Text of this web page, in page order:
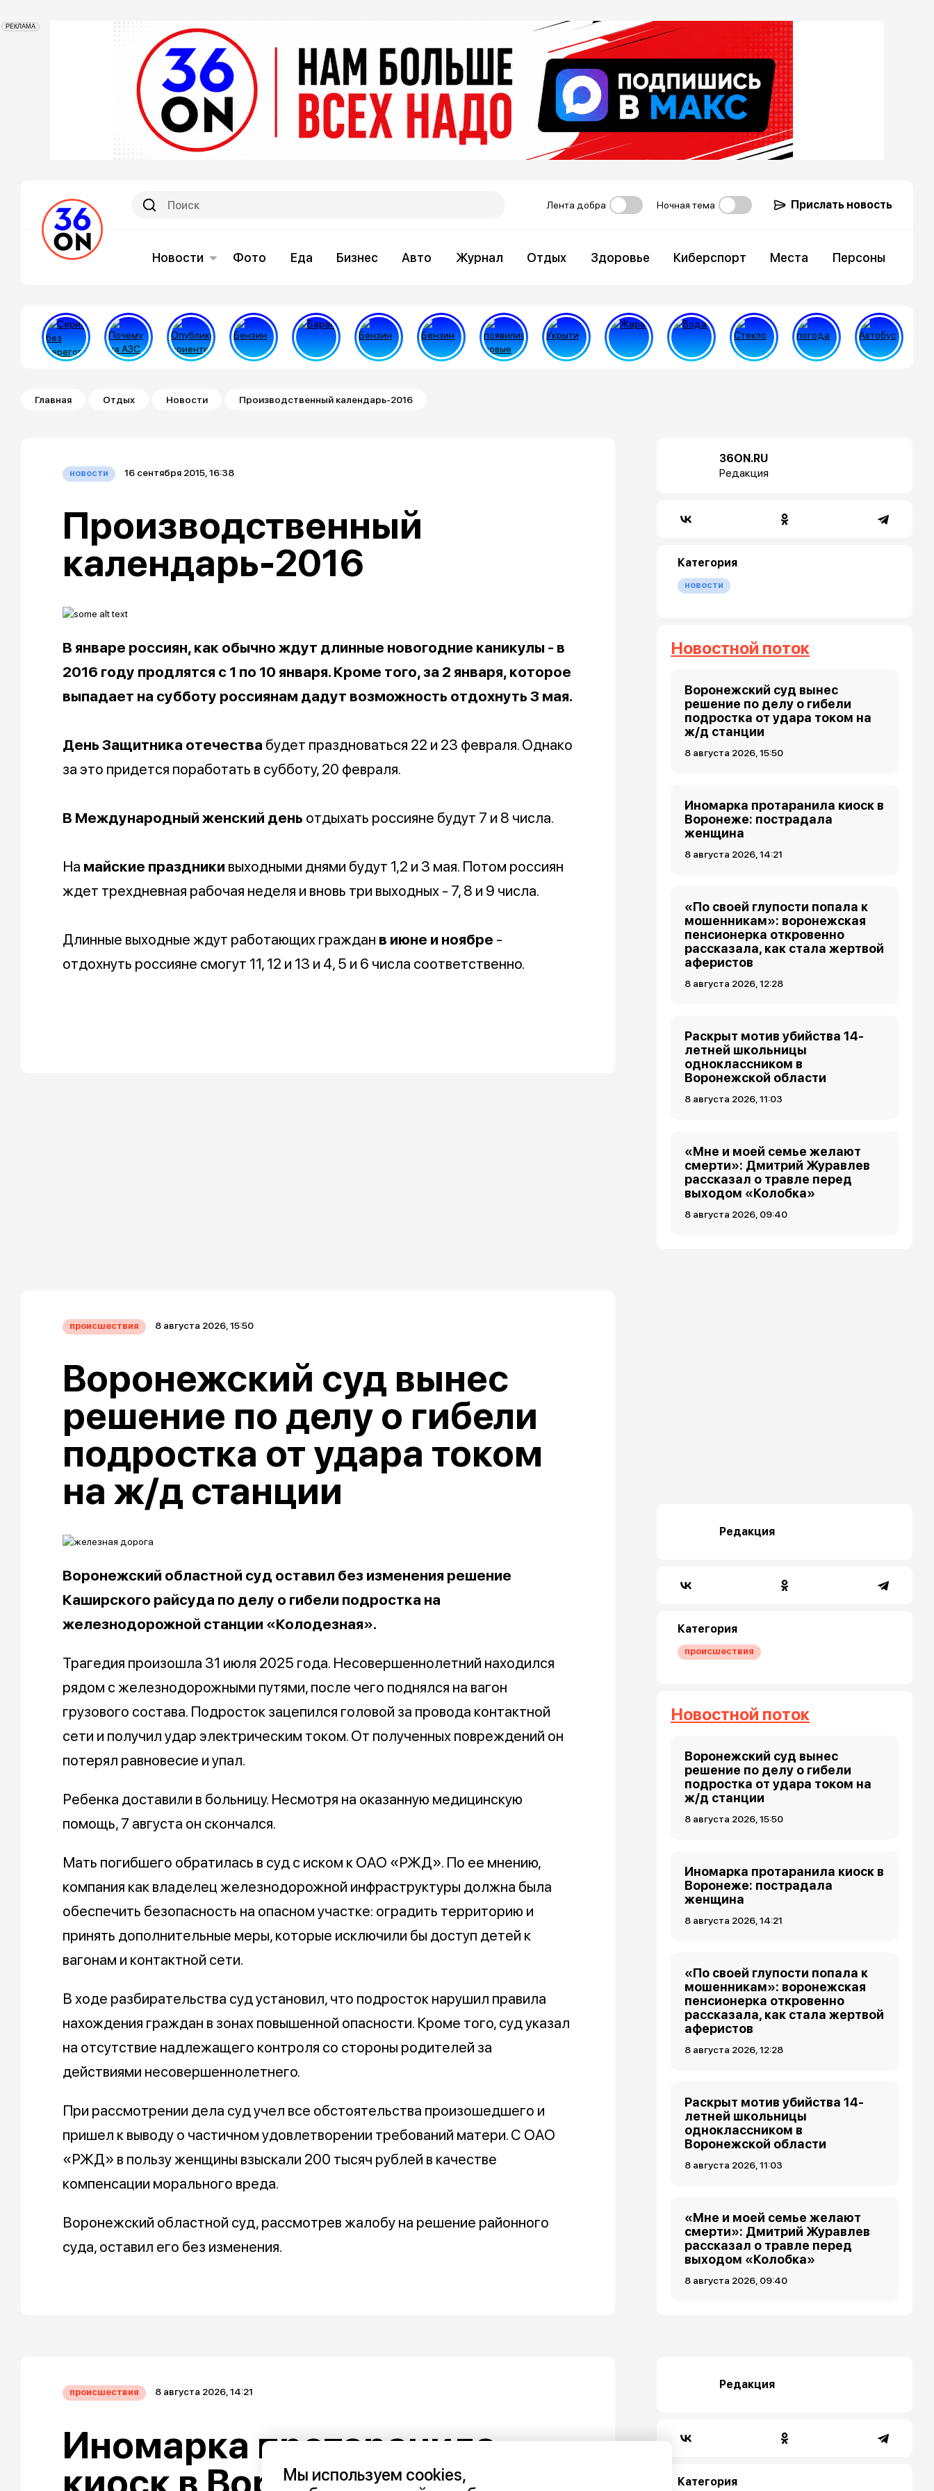
РЕКЛАМА
Лента добра Ночная тема Прислать новость
Новости Фото Еда Бизнес Авто Журнал Отдых Здоровье Киберспорт Места Персоны
Строка навигации
Главная Отдых Новости Производственный календарь-2016
новости 16 сентября 2015, 16:38
Производственный
календарь-2016
В январе россиян, как обычно ждут длинные новогодние каникулы - в
2016 году продлятся с 1 по 10 января. Кроме того, за 2 января, которое
выпадает на субботу россиянам дадут возможность отдохнуть 3 мая.
День Защитника отечества будет праздноваться 22 и 23 февраля. Однако
за это придется поработать в субботу, 20 февраля.
В Международный женский день отдыхать россияне будут 7 и 8 числа.
На майские праздники выходными днями будут 1,2 и 3 мая. Потом россиян
ждет трехдневная рабочая неделя и вновь три выходных - 7, 8 и 9 числа.
Длинные выходные ждут работающих граждан в июне и ноябре -
отдохнуть россияне смогут 11, 12 и 13 и 4, 5 и 6 числа соответственно.
36ON.RU
Редакция
Категория
новости
Новостной поток
Воронежский суд вынес
решение по делу о гибели
подростка от удара током на
ж/д станции
8 августа 2026, 15:50
Иномарка протаранила киоск в
Воронеже: пострадала
женщина
8 августа 2026, 14:21
«По своей глупости попала к
мошенникам»: воронежская
пенсионерка откровенно
рассказала, как стала жертвой
аферистов
8 августа 2026, 12:28
Раскрыт мотив убийства 14-
летней школьницы
одноклассником в
Воронежской области
8 августа 2026, 11:03
«Мне и моей семье желают
смерти»: Дмитрий Журавлев
рассказал о травле перед
выходом «Колобка»
8 августа 2026, 09:40
происшествия 8 августа 2026, 15:50
Воронежский суд вынес
решение по делу о гибели
подростка от удара током
на ж/д станции
Воронежский областной суд оставил без изменения решение
Каширского райсуда по делу о гибели подростка на
железнодорожной станции «Колодезная».
Трагедия произошла 31 июля 2025 года. Несовершеннолетний находился
рядом с железнодорожными путями, после чего поднялся на вагон
грузового состава. Подросток зацепился головой за провода контактной
сети и получил удар электрическим током. От полученных повреждений он
потерял равновесие и упал.
Ребенка доставили в больницу. Несмотря на оказанную медицинскую
помощь, 7 августа он скончался.
Мать погибшего обратилась в суд с иском к ОАО «РЖД». По ее мнению,
компания как владелец железнодорожной инфраструктуры должна была
обеспечить безопасность на опасном участке: оградить территорию и
принять дополнительные меры, которые исключили бы доступ детей к
вагонам и контактной сети.
В ходе разбирательства суд установил, что подросток нарушил правила
нахождения граждан в зонах повышенной опасности. Кроме того, суд указал
на отсутствие надлежащего контроля со стороны родителей за
действиями несовершеннолетнего.
При рассмотрении дела суд учел все обстоятельства произошедшего и
пришел к выводу о частичном удовлетворении требований матери. С ОАО
«РЖД» в пользу женщины взыскали 200 тысяч рублей в качестве
компенсации морального вреда.
Воронежский областной суд, рассмотрев жалобу на решение районного
суда, оставил его без изменения.
Редакция
Категория
происшествия
Новостной поток
Воронежский суд вынес
решение по делу о гибели
подростка от удара током на
ж/д станции
8 августа 2026, 15:50
Иномарка протаранила киоск в
Воронеже: пострадала
женщина
8 августа 2026, 14:21
«По своей глупости попала к
мошенникам»: воронежская
пенсионерка откровенно
рассказала, как стала жертвой
аферистов
8 августа 2026, 12:28
Раскрыт мотив убийства 14-
летней школьницы
одноклассником в
Воронежской области
8 августа 2026, 11:03
«Мне и моей семье желают
смерти»: Дмитрий Журавлев
рассказал о травле перед
выходом «Колобка»
8 августа 2026, 09:40
происшествия 8 августа 2026, 14:21
Иномарка протаранила
Редакция
Категория
Мы используем cookies,